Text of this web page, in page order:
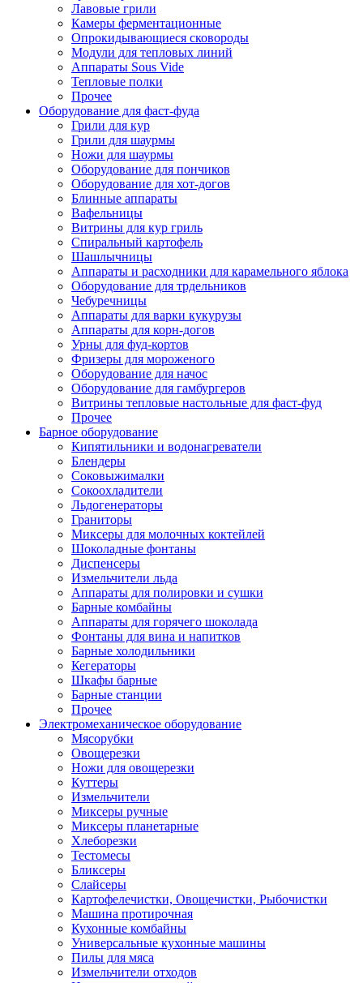
Лавовые грили
Камеры ферментационные
Опрокидывающиеся сковороды
Модули для тепловых линий
Аппараты Sous Vide
Тепловые полки
Прочее
Оборудование для фаст-фуда
Грили для кур
Грили для шаурмы
Ножи для шаурмы
Оборудование для пончиков
Оборудование для хот-догов
Блинные аппараты
Вафельницы
Витрины для кур гриль
Спиральный картофель
Шашлычницы
Аппараты и расходники для карамельного яблока
Оборудование для трдельников
Чебуречницы
Аппараты для варки кукурузы
Аппараты для корн-догов
Урны для фуд-кортов
Фризеры для мороженого
Оборудование для начос
Оборудование для гамбургеров
Витрины тепловые настольные для фаст-фуд
Прочее
Барное оборудование
Кипятильники и водонагреватели
Блендеры
Соковыжималки
Сокоохладители
Льдогенераторы
Граниторы
Миксеры для молочных коктейлей
Шоколадные фонтаны
Диспенсеры
Измельчители льда
Аппараты для полировки и сушки
Барные комбайны
Аппараты для горячего шоколада
Фонтаны для вина и напитков
Барные холодильники
Кегераторы
Шкафы барные
Барные станции
Прочее
Электромеханическое оборудование
Мясорубки
Овощерезки
Ножи для овощерезки
Куттеры
Измельчители
Миксеры ручные
Миксеры планетарные
Хлеборезки
Тестомесы
Бликсеры
Слайсеры
Картофелечистки, Овощечистки, Рыбочистки
Машина протирочная
Кухонные комбайны
Универсальные кухонные машины
Пилы для мяса
Измельчители отходов